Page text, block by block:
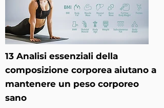
13 Analisi essenziali della
composizione corporea aiutano a
mantenere un peso corporeo
sano